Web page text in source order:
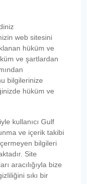
web sitesini
hüküm ve
ve şartlardan
bilgilerinize
hüküm ve
kullanıcı Gulf
ve içerik takibi
bilgileri
Site
aracılığıyla bize
sıkı bir